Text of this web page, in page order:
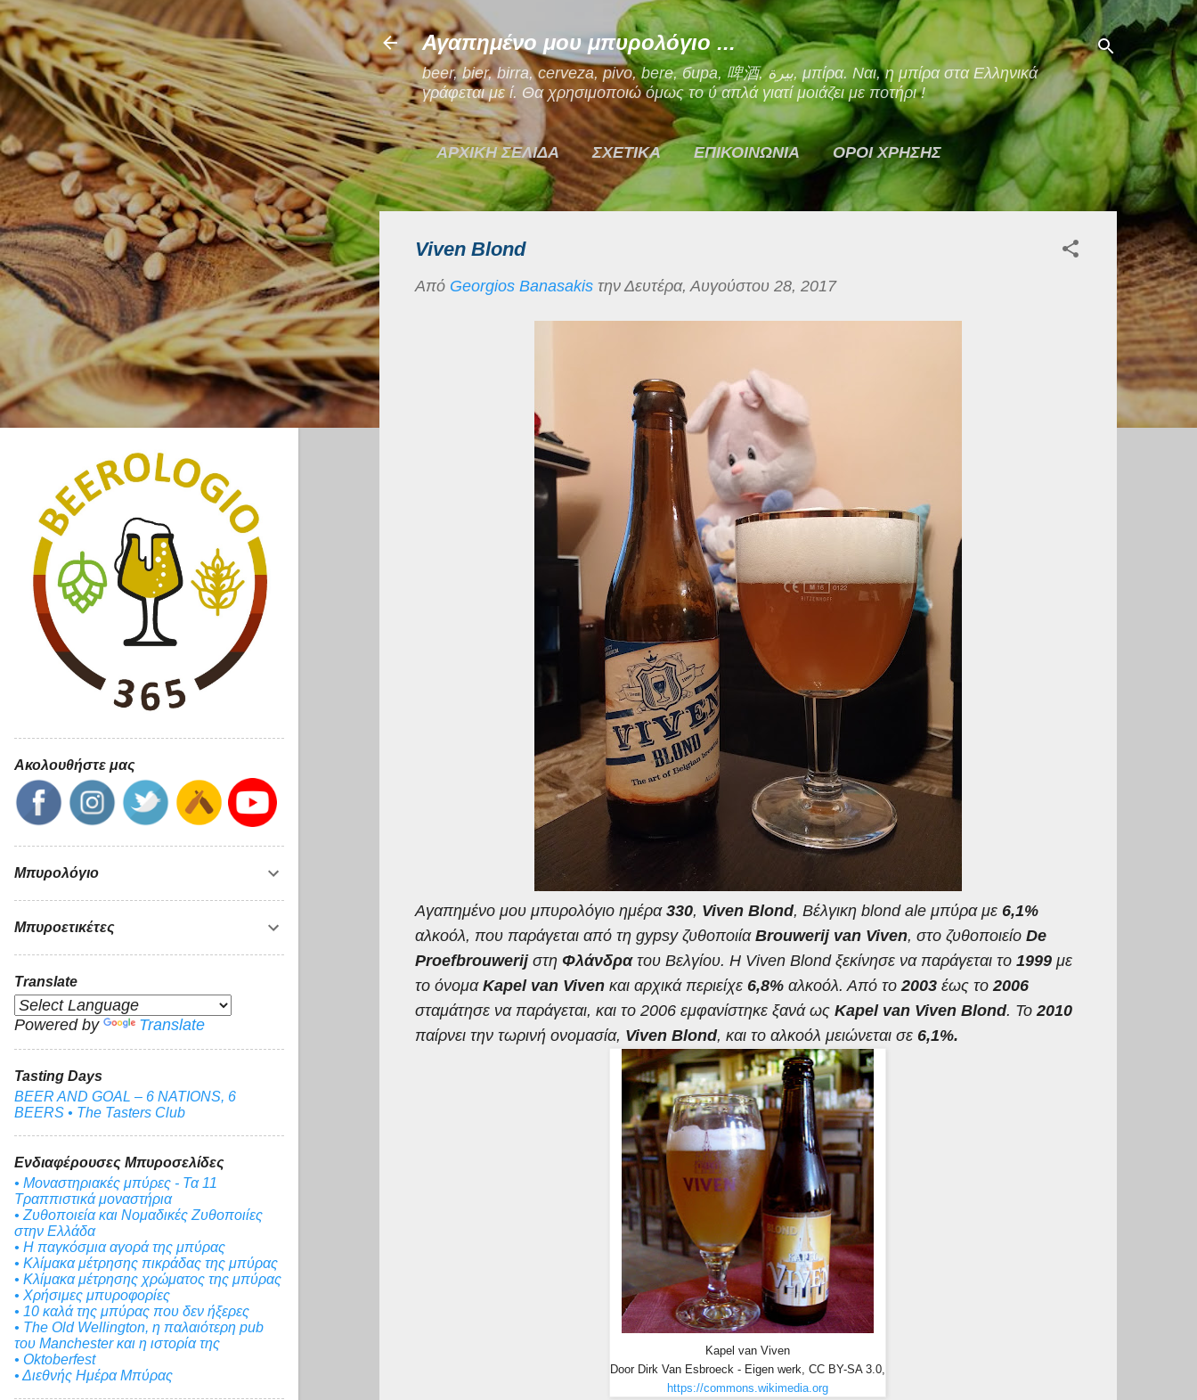
Μετάβαση στο κύριο περιεχόμενο
Αγαπημένο μου μπυρολόγιο ...
beer, bier, birra, cerveza, pivo, bere, бира, 啤酒, بيرة, μπίρα. Ναι, η μπίρα στα Ελληνικά
γράφεται με ί. Θα χρησιμοποιώ όμως το ύ απλά γιατί μοιάζει με ποτήρι !
ΑΡΧΙΚΗ ΣΕΛΙΔΑ ΣΧΕΤΙΚΑ ΕΠΙΚΟΙΝΩΝΙΑ ΟΡΟΙ ΧΡΗΣΗΣ
Viven Blond
Από Georgios Banasakis τηνΔευτέρα, Αυγούστου 28, 2017
Αγαπημένο μου μπυρολόγιο ημέρα 330, Viven Blond, Βέλγικη blond ale μπύρα με 6,1%
αλκοόλ, που παράγεται από τη gypsy ζυθοποιία Brouwerij van Viven, στο ζυθοποιείοDe
Proefbrouwerijστη Φλάνδρα του Βελγίου. Η Viven Blond ξεκίνησε να παράγεται το 1999 με
το όνομα Kapel van Viven και αρχικά περιείχε 6,8%αλκοόλ. Από το2003 έως το2006
σταμάτησε να παράγεται, και το 2006 εμφανίστηκε ξανά ως Kapel van Viven Blond. Το2010
παίρνει την τωρινή ονομασία, Viven Blond, και το αλκοόλ μειώνεται σε 6,1%.
Kapel van Viven
Door Dirk Van Esbroeck - Eigen werk, CC BY-SA 3.0,
https://commons.wikimedia.org
Ακολουθήστε μας
Μπυρολόγιο
Μπυροετικέτες
Translate
Powered by Translate
Tasting Days
BEER AND GOAL – 6 NATIONS, 6
BEERS • The Tasters Club
Ενδιαφέρουσες Μπυροσελίδες
• Μοναστηριακές μπύρες - Τα 11
Τραππιστικά μοναστήρια
• Ζυθοποιεία και Νομαδικές Ζυθοποιίες
στην Ελλάδα
• Η παγκόσμια αγορά της μπύρας
• Κλίμακα μέτρησης πικράδας της μπύρας
• Κλίμακα μέτρησης χρώματος της μπύρας
• Χρήσιμες μπυροφορίες
• 10 καλά της μπύρας που δεν ήξερες
• The Old Wellington, η παλαιότερη pub
του Manchester και η ιστορία της
• Oktoberfest
• Διεθνής Ημέρα Μπύρας